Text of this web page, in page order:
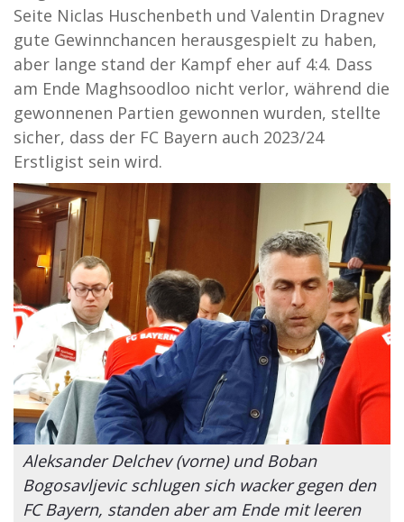
Seite Niclas Huschenbeth und Valentin Dragnev
gute Gewinnchancen herausgespielt zu haben,
aber lange stand der Kampf eher auf 4:4. Dass
am Ende Maghsoodloo nicht verlor, während die
gewonnenen Partien gewonnen wurden, stellte
sicher, dass der FC Bayern auch 2023/24
Erstligist sein wird.
Aleksander Delchev (vorne) und Boban
Bogosavljevic schlugen sich wacker gegen den
FC Bayern, standen aber am Ende mit leeren